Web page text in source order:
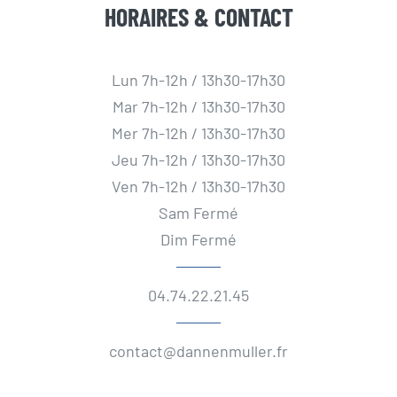
HORAIRES & CONTACT
Lun 7h-12h / 13h30-17h30
Mar 7h-12h / 13h30-17h30
Mer 7h-12h / 13h30-17h30
Jeu 7h-12h / 13h30-17h30
Ven 7h-12h / 13h30-17h30
Sam Fermé
Dim Fermé
04.74.22.21.45
contact@dannenmuller.fr